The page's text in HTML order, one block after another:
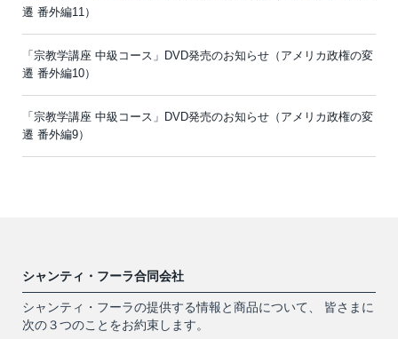
遷 番外編11）
「宗教学講座 中級コース」DVD発売のお知らせ（アメリカ政権の変
遷 番外編10）
「宗教学講座 中級コース」DVD発売のお知らせ（アメリカ政権の変
遷 番外編9）
シャンティ・フーラ合同会社
シャンティ・フーラの提供する情報と商品について、 皆さまに
次の３つのことをお約束します。